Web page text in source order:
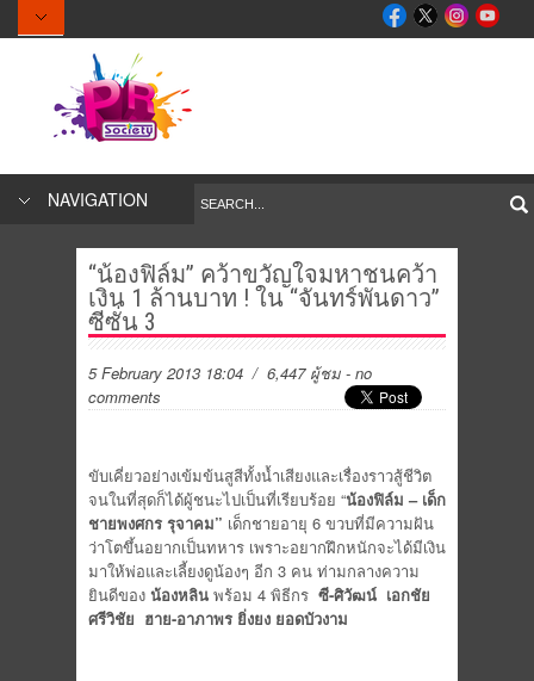
NAVIGATION
“น้องฟิล์ม” คว้าขวัญใจมหาชนคว้า
เงิน 1 ล้านบาท ! ใน “จันทร์พันดาว”
ซีซั่น 3
5 February 2013 18:04 / 6,447 ผู้ชม - no
comments
ขับเคี่ยวอย่างเข้มข้นสูสีทั้งน้ำเสียงและเรื่องราวสู้ชีวิต
จนในที่สุดก็ได้ผู้ชนะไปเป็นที่เรียบร้อย “น้องฟิล์ม – เด็ก
ชายพงศกร รุจาคม” เด็กชายอายุ 6 ขวบที่มีความฝัน
ว่าโตขึ้นอยากเป็นทหาร เพราะอยากฝึกหนักจะได้มีเงิน
มาให้พ่อและเลี้ยงดูน้องๆ อีก 3 คน ท่ามกลางความ
ยินดีของ น้องหลิน พร้อม 4 พิธีกร ซี-ศิวัฒน์ เอกชัย
ศรีวิชัย ฮาย-อาภาพร ยิ่งยง ยอดบัวงาม